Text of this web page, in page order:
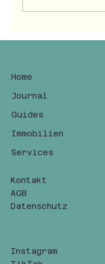
Home
Journal
Guides
Immobilien
Services
Kontakt
AGB
Datenschutz
Instagram